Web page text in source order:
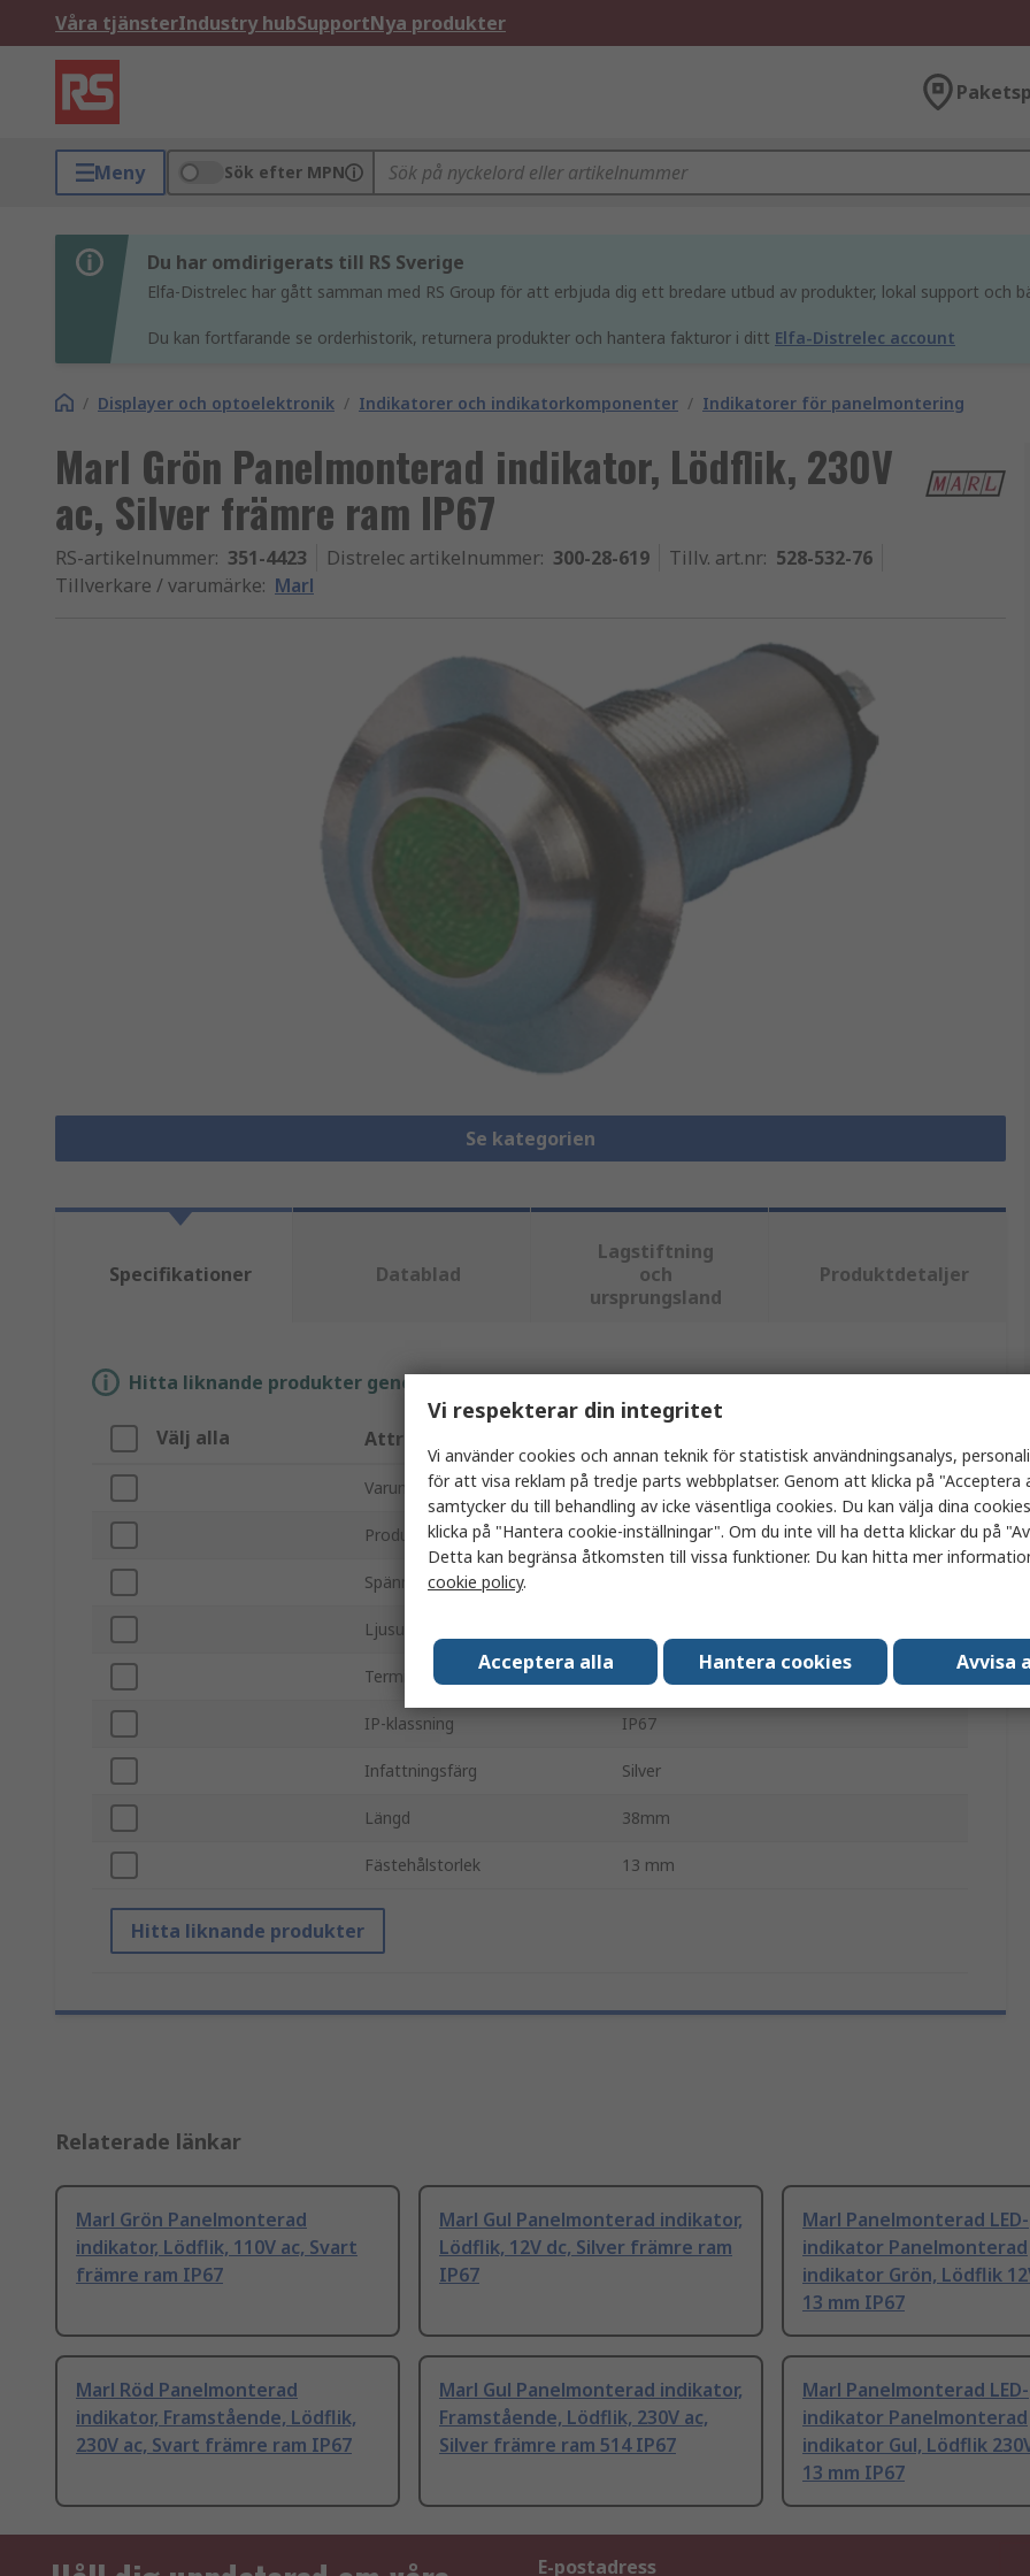
Våra tjänsterIndustry hubSupportNya produkter
Meny Sök efter MPN
Du har omdirigerats till RS Sverige
Elfa-Distrelec har gått samman med RS Group för att erbjuda dig ett bredare utbud av produkter, lokal support och
Du kan fortfarande se orderhistorik, returnera produkter och hantera fakturor i ditt Elfa-Distrelec account
/ Displayer och optoelektronik / Indikatorer och indikatorkomponenter / Indikatorer för panelmontering
Marl Grön Panelmonterad indikator, Lödflik, 230V
ac, Silver främre ram IP67
RS-artikelnummer: 351-4423 Distrelec artikelnummer: 300-28-619 Tillv. art.nr: 528-532-76
Tillverkare / varumärke: Marl
Se kategorien
Specifikationer Datablad
Lagstiftning
och
ursprungsland
Produktdetaljer
Hitta liknande produkter genom att välja ett eller flera attribut.
Välj alla Attribut
Varumärke Marl
Produkttyp Panelmonterad indikator
Spänning
Ljusutgångsfärg
Termineringstyp Lödflik
IP-klassning IP67
Infattningsfärg Silver
Längd 38mm
Fästehålstorlek 13 mm
Hitta liknande produkter
Relaterade länkar
Marl Grön Panelmonterad
indikator, Lödflik, 110V ac, Svart
främre ram IP67
Marl Gul Panelmonterad indikator,
Lödflik, 12V dc, Silver främre ram
IP67
Marl Panelmonterad LED-
indikator Panelmonterad
indikator Grön, Lödflik
13 mm IP67
Marl Röd Panelmonterad
indikator, Framstående, Lödflik,
230V ac, Svart främre ram IP67
Marl Gul Panelmonterad indikator,
Framstående, Lödflik, 230V ac,
Silver främre ram 514 IP67
Marl Panelmonterad LED-
indikator Panelmonterad
indikator Gul, Lödflik
13 mm IP67
E-postadress
Vi respekterar din integritet
Vi använder cookies och annan teknik för statistisk användningsanalys,
för att visa reklam på tredje parts webbplatser. Genom att klicka på "Acceptera
samtycker du till behandling av icke väsentliga cookies. Du kan välja dina
klicka på "Hantera cookie-inställningar". Om du inte vill ha detta klickar du på
Detta kan begränsa åtkomsten till vissa funktioner. Du kan hitta mer
cookie policy.
Acceptera alla Hantera cookies Avvisa